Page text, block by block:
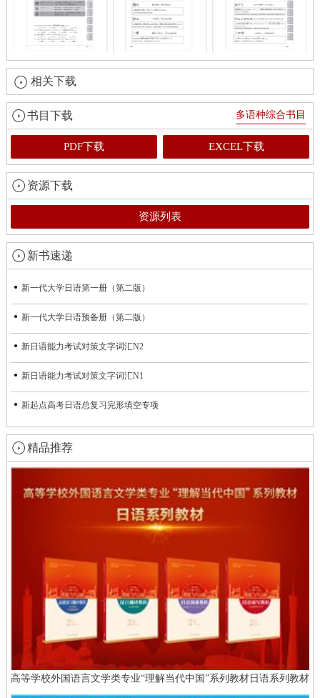
相关下载
书目下载 多语种综合书目
PDF下载 EXCEL下载
资源下载
资源列表
新书速递
新一代大学日语第一册（第二版）
新一代大学日语预备册（第二版）
新日语能力考试对策文字词汇N2
新日语能力考试对策文字词汇N1
新起点高考日语总复习完形填空专项
精品推荐
高等学校外国语言文学类专业“理解当代中国”系列教材日语系列教材